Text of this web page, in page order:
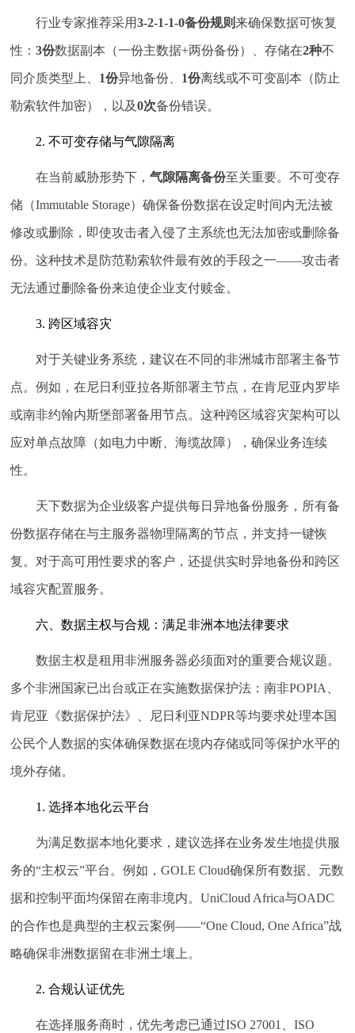
行业专家推荐采用3-2-1-1-0备份规则来确保数据可恢复
性：3份数据副本（一份主数据+两份备份）、存储在2种不
同介质类型上、 1份异地备份、 1份离线或不可变副本（防止
勒索软件加密），以及0次备份错误。
2. 不可变存储与气隙隔离
在当前威胁形势下，气隙隔离备份至关重要。不可变存
储（Immutable Storage）确保备份数据在设定时间内无法被
修改或删除，即使攻击者入侵了主系统也无法加密或删除备
份。这种技术是防范勒索软件最有效的手段之一——攻击者
无法通过删除备份来迫使企业支付赎金。
3. 跨区域容灾
对于关键业务系统，建议在不同的非洲城市部署主备节
点。例如，在尼日利亚拉各斯部署主节点，在肯尼亚内罗毕
或南非约翰内斯堡部署备用节点。这种跨区域容灾架构可以
应对单点故障（如电力中断、海缆故障），确保业务连续
性。
天下数据为企业级客户提供每日异地备份服务，所有备
份数据存储在与主服务器物理隔离的节点，并支持一键恢
复。对于高可用性要求的客户，还提供实时异地备份和跨区
域容灾配置服务。
六、数据主权与合规：满足非洲本地法律要求
数据主权是租用非洲服务器必须面对的重要合规议题。
多个非洲国家已出台或正在实施数据保护法：南非POPIA、
肯尼亚《数据保护法》、尼日利亚NDPR等均要求处理本国
公民个人数据的实体确保数据在境内存储或同等保护水平的
境外存储。
1. 选择本地化云平台
为满足数据本地化要求，建议选择在业务发生地提供服
务的“主权云”平台。例如，GOLE Cloud确保所有数据、元数
据和控制平面均保留在南非境内。UniCloud Africa与OADC
的合作也是典型的主权云案例——“One Cloud, One Africa”战
略确保非洲数据留在非洲土壤上。
2. 合规认证优先
在选择服务商时，优先考虑已通过ISO 27001、ISO